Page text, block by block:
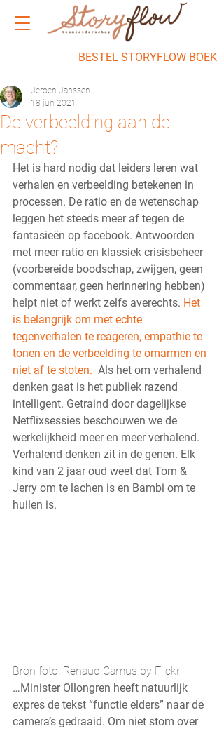
BESTEL STORYFLOW BOEK
De verbeelding aan de
macht?
Jeroen Janssen
18 jun 2021
Het is hard nodig dat leiders leren wat
verhalen en verbeelding betekenen in
processen. De ratio en de wetenschap
leggen het steeds meer af tegen de
fantasieën op facebook. Antwoorden
met meer ratio en klassiek crisisbeheer
(voorbereide boodschap, zwijgen, geen
commentaar, geen herinnering hebben)
helpt niet of werkt zelfs averechts. Het
is belangrijk om met echte
tegenverhalen te reageren, empathie te
tonen en de verbeelding te omarmen en
niet af te stoten. Als het om verhalend
denken gaat is het publiek razend
intelligent. Getraind door dagelijkse
Netflixsessies beschouwen we de
werkelijkheid meer en meer verhalend.
Verhalend denken zit in de genen. Elk
kind van 2 jaar oud weet dat Tom &
Jerry om te lachen is en Bambi om te
huilen is.
Bron foto: Renaud Camus by Flickr
…Minister Ollongren heeft natuurlijk
expres de tekst “functie elders” naar de
camera’s gedraaid. Om niet stom over